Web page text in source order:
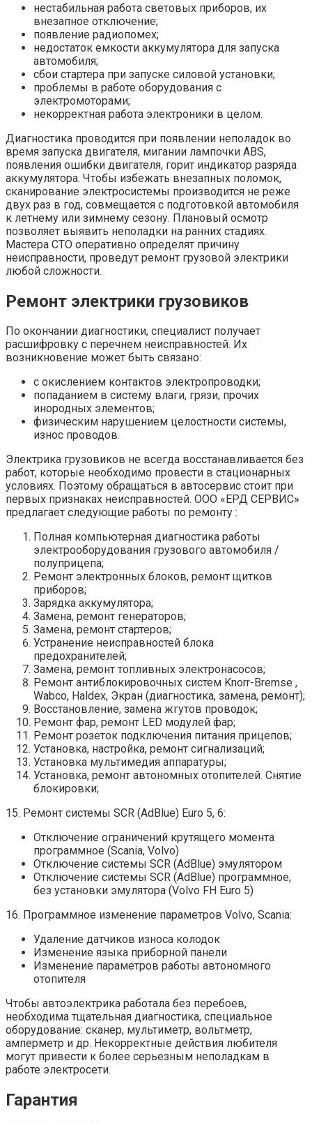
нестабильная работа световых приборов, их
внезапное отключение;
появление радиопомех;
недостаток емкости аккумулятора для запуска
автомобиля;
сбои стартера при запуске силовой установки;
проблемы в работе оборудования с
электромоторами;
некорректная работа электроники в целом.
Диагностика проводится при появлении неполадок во
время запуска двигателя, мигании лампочки ABS,
появления ошибки двигателя, горит индикатор разряда
аккумулятора. Чтобы избежать внезапных поломок,
сканирование электросистемы производится не реже
двух раз в год, совмещается с подготовкой автомобиля
к летнему или зимнему сезону. Плановый осмотр
позволяет выявить неполадки на ранних стадиях.
Мастера СТО оперативно определят причину
неисправности, проведут ремонт грузовой электрики
любой сложности.
Ремонт электрики грузовиков
По окончании диагностики, специалист получает
расшифровку с перечнем неисправностей. Их
возникновение может быть связано:
с окислением контактов электропроводки;
попаданием в систему влаги, грязи, прочих
инородных элементов;
физическим нарушением целостности системы,
износ проводов.
Электрика грузовиков не всегда восстанавливается без
работ, которые необходимо провести в стационарных
условиях. Поэтому обращаться в автосервис стоит при
первых признаках неисправностей. ООО «ЕРД СЕРВИС»
предлагает следующие работы по ремонту :
Полная компьютерная диагностика работы
электрооборудования грузового автомобиля /
полуприцепа;
Ремонт электронных блоков, ремонт щитков
приборов;
Зарядка аккумулятора;
Замена, ремонт генераторов;
Замена, ремонт стартеров;
Устранение неисправностей блока
предохранителей;
Замена, ремонт топливных электронасосов;
Ремонт антиблокировочных систем Knorr-Bremse ,
Wabco, Haldex, Экран (диагностика, замена, ремонт);
Восстановление, замена жгутов проводок;
Ремонт фар, ремонт LED модулей фар;
Ремонт розеток подключения питания прицепов;
Установка, настройка, ремонт сигнализаций;
Установка мультимедия аппаратуры;
Установка, ремонт автономных отопителей. Снятие
блокировки;
15. Ремонт системы SCR (AdBlue) Euro 5, 6:
Отключение ограничений крутящего момента
программное (Scania, Volvo)
Отключение системы SCR (AdBlue) эмулятором
Отключение системы SCR (AdBlue) программное,
без установки эмулятора (Volvo FH Euro 5)
16. Программное изменение параметров Volvo, Scania:
Удаление датчиков износа колодок
Изменение языка приборной панели
Изменение параметров работы автономного
отопителя
Чтобы автоэлектрика работала без перебоев,
необходима тщательная диагностика, специальное
оборудование: сканер, мультиметр, вольтметр,
амперметр и др. Некорректные действия любителя
могут привести к более серьезным неполадкам в
работе электросети.
Гарантия